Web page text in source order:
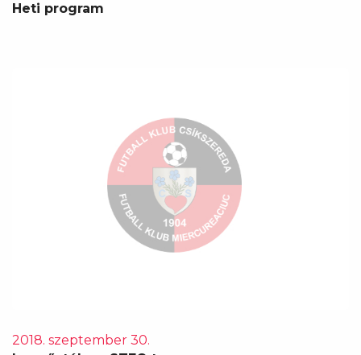
Heti program
2018. szeptember 30.